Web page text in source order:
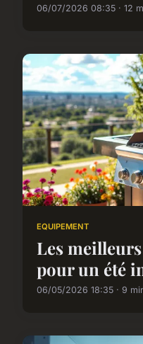
06/07/2026 08:35 · 12
EQUIPEMENT
Les
pour un été
06/05/2026 18:35 · 9